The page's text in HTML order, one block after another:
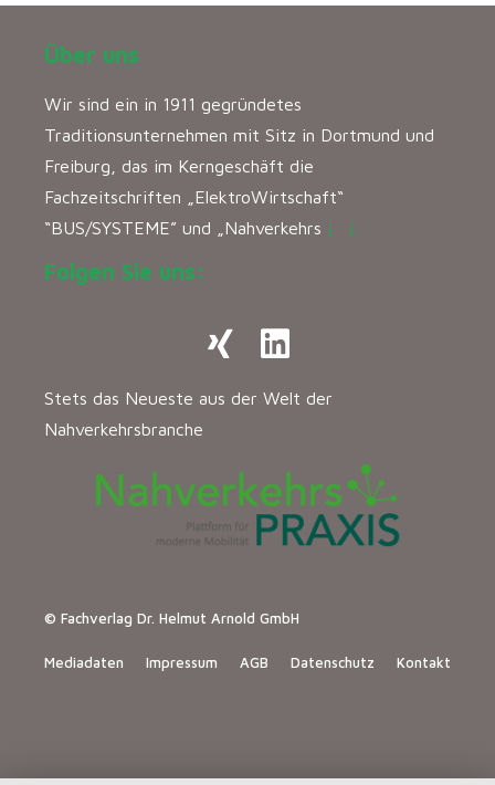
Über uns
Wir sind ein in 1911 gegründetes
Traditionsunternehmen mit Sitz in Dortmund und
Freiburg, das im Kerngeschäft die
Fachzeitschriften „ElektroWirtschaft“
“BUS/SYSTEME” und „Nahverkehrs […]
Folgen Sie uns:
Stets das Neueste aus der Welt der
Nahverkehrsbranche
© Fachverlag Dr. Helmut Arnold GmbH
Mediadaten Impressum AGB Datenschutz Kontakt